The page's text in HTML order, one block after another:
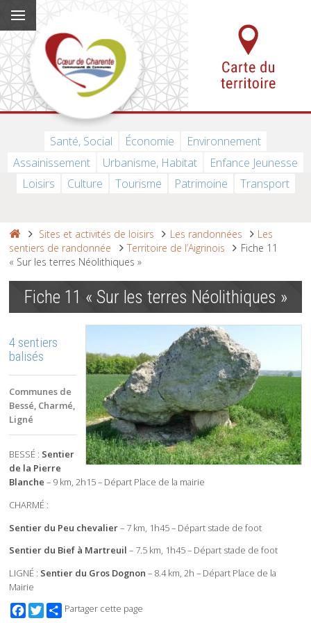
Santé, Social Économie
Environnement
Assainissement
Urbanisme, Habitat
Enfance Jeunesse
Loisirs
Culture Tourisme Patrimoine Transport
Sites et activités de loisirs Les randonnées
Les
sentiers de randonnée
Territoire de l’Aigrinois
Fiche 11
« Sur les terres Néolithiques »
Fiche 11 « Sur les terres Néolithiques »
4 sentiers
balisés
Communes de
Bessé, Charmé,
Ligné
BESSÉ : Sentier
de la Pierre
Blanche – 9 km, 2h15 – Départ Place de la mairie
CHARMÉ :
Sentier du Peu chevalier– 7 km, 1h45 – Départ stade de foot
Sentier du Bief à Martreuil – 7.5 km, 1h45 – Départ stade de foot
LIGNÉ : Sentier du Gros Dognon – 8.4 km, 2h – Départ Place de la
Mairie
Facebook
TwitterPartager cette page